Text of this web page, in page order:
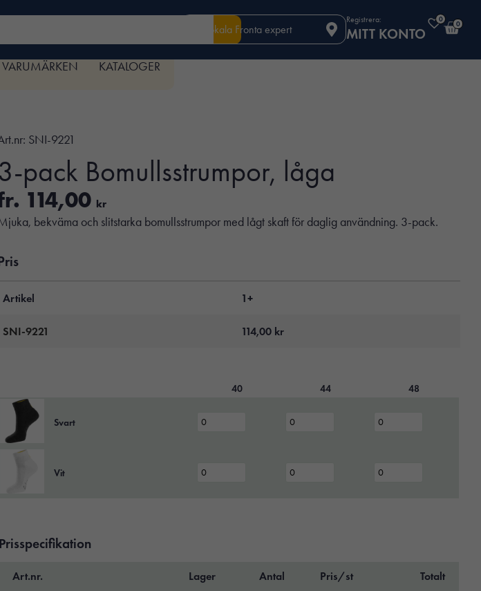
Din lokala Fronta expert
Registrera:
MITT KONTO
0
0
VARUMÄRKEN KATALOGER
SNI-9221
3-pack Bomullsstrumpor, låga
114,00 kr
bekväma och slitstarka bomullsstrumpor med lågt skaft för daglig användning. 3-pack.
Artikel 1+
SNI-9221 114,00 kr
40 44 48
Svart
Vit
Prisspecifikation
Art.nr. Lager Antal Pris/st Totalt